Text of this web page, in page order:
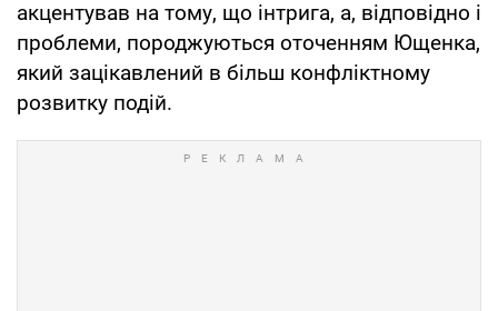
акцентував на тому, що інтрига, а, відповідно і
проблеми, породжуються оточенням Ющенка,
який зацікавлений в більш конфліктному
розвитку подій.